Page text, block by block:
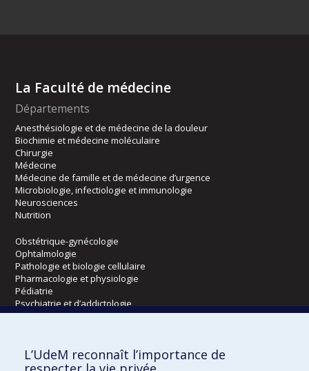
La Faculté de médecine
Départements
Anesthésiologie et de médecine de la douleur
Biochimie et médecine moléculaire
Chirurgie
Médecine
Médecine de famille et de médecine d’urgence
Microbiologie, infectiologie et immunologie
Neurosciences
Nutrition
Obstétrique-gynécologie
Ophtalmologie
Pathologie et biologie cellulaire
Pharmacologie et physiologie
Pédiatrie
Psychiatrie et d’addictologie
Radiologie, radio-oncologie et médecine nucléaire
Écoles
L’UdeM reconnaît l’importance de